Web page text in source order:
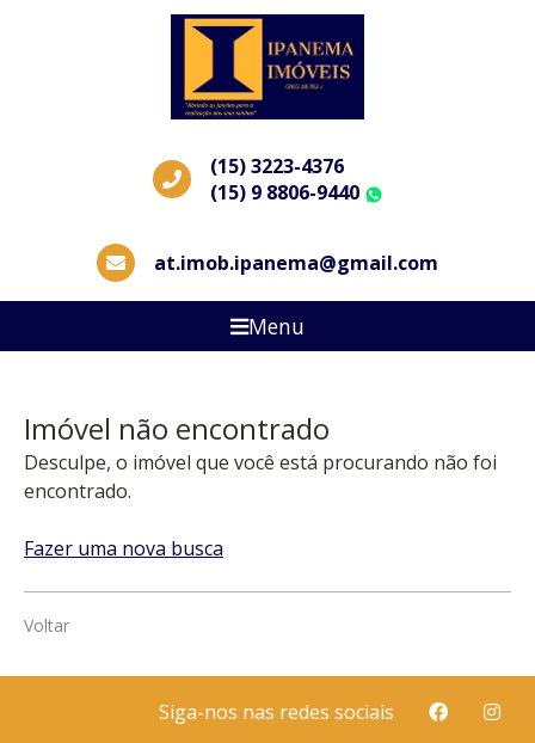
(15) 3223-4376
(15) 9 8806-9440
at.imob.ipanema@gmail.com
Menu
Imóvel não encontrado
Desculpe, o imóvel que você está procurando não foi
encontrado.
Fazer uma nova busca
Voltar
Siga-nos nas redes sociais